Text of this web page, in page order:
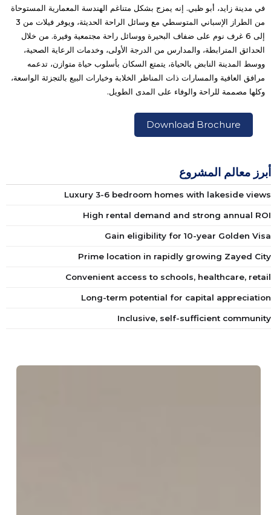
في مدينة زايد، أبو ظبي. إنه يمزج بشكل متناغم الهندسة المعمارية المستوحاة
من الطراز الإسباني المتوسطي مع وسائل الراحة الحديثة، ويوفر فيلات من 3
إلى 6 غرف نوم على ضفاف البحيرة ووسائل راحة مجتمعية وفيرة. من خلال
الحدائق المترابطة، والمدارس من الدرجة الأولى، وخدمات الرعاية الصحية،
ووسط المدينة النابض بالحياة، يتمتع السكان بأسلوب حياة متوازن، تدعمه
مرافق العافية والمسارات ذات المناظر الخلابة وخيارات البيع بالتجزئة الواسعة،
وكلها مصممة للراحة والوفاء على المدى الطويل.
Download Brochure
أبرز معالم المشروع
Luxury 3-6 bedroom homes with lakeside views
High rental demand and strong annual ROI
Gain eligibility for 10-year Golden Visa
Prime location in rapidly growing Zayed City
Convenient access to schools, healthcare, retail
Long-term potential for capital appreciation
Inclusive, self-sufficient community